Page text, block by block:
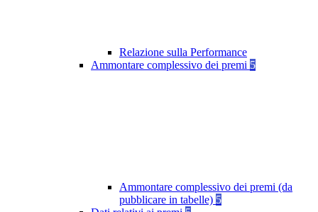
Relazione sulla Performance
Ammontare complessivo dei premi 5
Ammontare complessivo dei premi (da
pubblicare in tabelle) 5